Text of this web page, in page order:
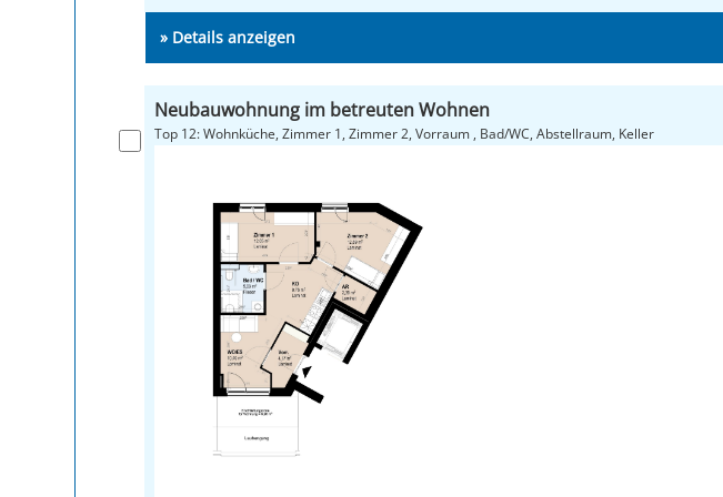
» Details anzeigen
Neubauwohnung im betreuten Wohnen
Top 12: Wohnküche, Zimmer 1, Zimmer 2, Vorraum , Bad/WC, Abstellraum, Keller